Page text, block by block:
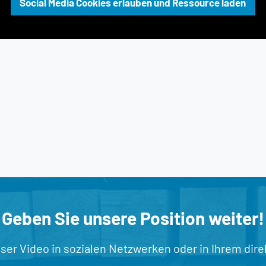
Social Media Cookies erlauben und Ressource laden
Geben Sie unsere Position weiter!
Video in sozialen Netzwerken oder in Ihrem